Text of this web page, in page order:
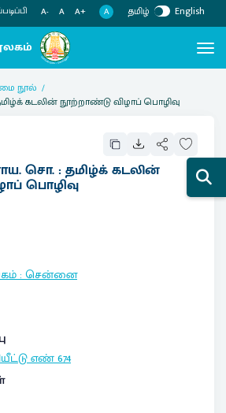
A- A A+ A தமிழ் English
நூல்
கடலின் நூற்றாண்டு விழாப் பொழிவு
சொ. : தமிழ்க் கடலின்
பொழிவு
:சென்னை
எண்674